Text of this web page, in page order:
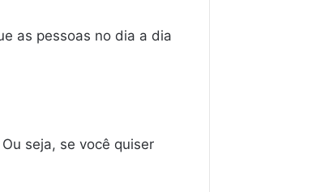
as pessoas no dia a dia
Ou seja, se você quiser